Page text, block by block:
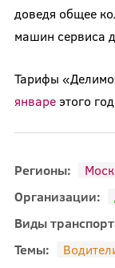
доведя общее
машин сервиса
Тарифы
январеэтого
Регионы:
Организации:
Виды
Темы: